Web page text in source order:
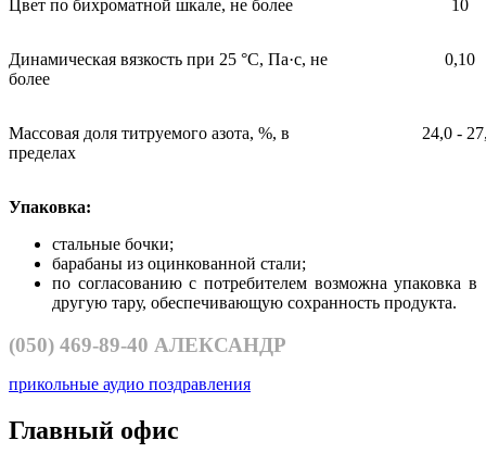
Цвет по бихроматной шкале, не более 10
Динамическая вязкость при 25 °С, Па·с, не
более
0,10
Массовая доля титруемого азота, %, в
пределах
24,0 -
Упаковка:
стальные бочки;
барабаны из оцинкованной стали;
по согласованию с потребителем возможна упаковка в
другую тару, обеспечивающую сохранность продукта.
(050) 469-89-40 АЛЕКСАНДР
прикольные аудио поздравления
Главный офис